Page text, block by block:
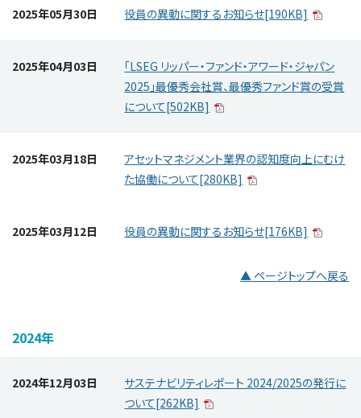
2025年05月30日 役員の異動に関するお知らせ[190KB]
2025年04月03日
「LSEG リッパー・ファンド・アワード・ジャパン
2025」最優秀会社賞、最優秀ファンド賞の受賞
について[502KB]
2025年03月18日
アセットマネジメント業界の認知度向上にむけ
た協働について[280KB]
2025年03月12日 役員の異動に関するお知らせ[176KB]
▲ ページトップへ戻る
2024年
2024年12月03日
サステナビリティレポート 2024/2025の発行に
ついて[262KB]